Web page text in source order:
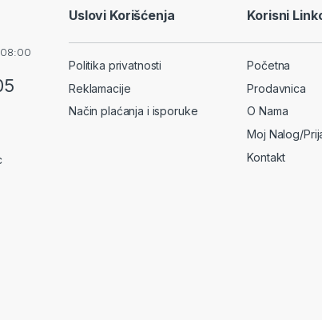
Uslovi Korišćenja
Politika privatnosti
Reklamacije
Način plaćanja i isporuke
Korisni
Početna
Prodavnica
O Nama
Moj Nalog/
Kontakt